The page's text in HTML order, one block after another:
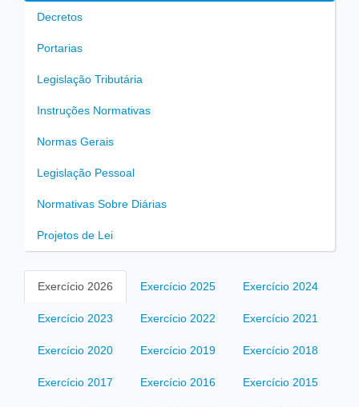
Decretos
Portarias
Legislação Tributária
Instruções Normativas
Normas Gerais
Legislação Pessoal
Normativas Sobre Diárias
Projetos de Lei
Exercício 2026 Exercício 2025 Exercício 2024
Exercício 2023 Exercício 2022 Exercício 2021
Exercício 2020 Exercício 2019 Exercício 2018
Exercício 2017 Exercício 2016 Exercício 2015